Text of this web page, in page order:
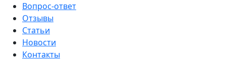
Вопрос-ответ
Отзывы
Статьи
Новости
Контакты